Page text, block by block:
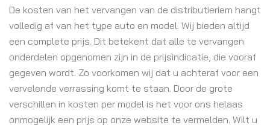
De kosten van het vervangen van de distributieriem hangt
volledig af van het type auto en model. Wij bieden altijd
een complete prijs. Dit betekent dat alle te vervangen
onderdelen opgenomen zijn in de prijsindicatie, die vooraf
gegeven wordt. Zo voorkomen wij dat u achteraf voor een
vervelende verrassing komt te staan. Door de grote
verschillen in kosten per model is het voor ons helaas
onmogelijk een prijs op onze website te vermelden. Wilt u